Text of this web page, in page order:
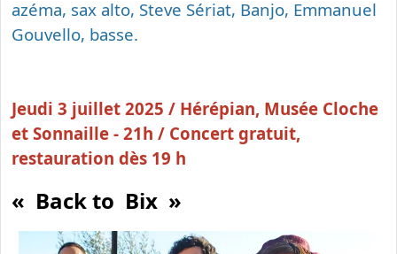
azéma, sax alto, Steve Sériat, Banjo, Emmanuel
Gouvello, basse.
Jeudi 3 juillet 2025 / Hérépian, Musée Cloche
et Sonnaille - 21h / Concert gratuit,
restauration dès 19 h
« Back to Bix »